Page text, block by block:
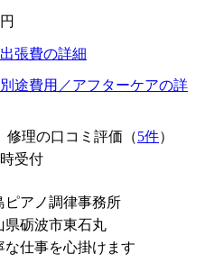
出張費の詳細
途費用／アフターケアの詳
修理の口コミ評価（5件）
受付
ピアノ調律事務所
県砺波市東石丸
な仕事を心掛けます